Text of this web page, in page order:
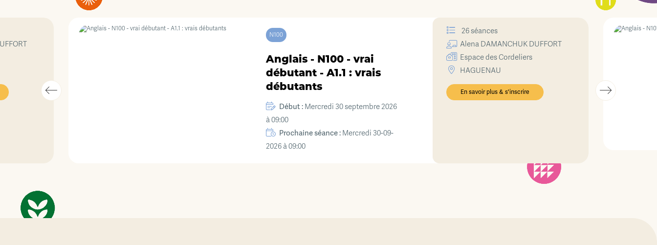
N100
Anglais - N100 - vrai
débutant - A1.1 : vrais
débutants
Début : Mercredi 30 septembre 2026
à 09:00
Prochaine séance : Mercredi 30-09-
2026 à 09:00
26 séances
Alena DAMANCHUK DUFFORT
Espace des Cordeliers
HAGUENAU
En savoir plus & s'inscrire